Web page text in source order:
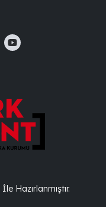
İle Hazırlanmıştır.